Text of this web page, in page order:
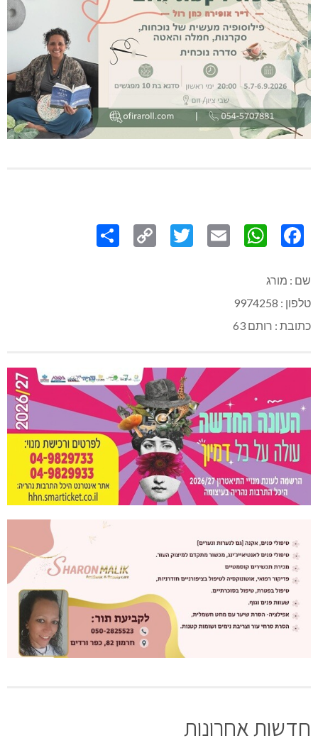
Link
שם : מורג
טלפון : 9974258
כתובת : רותם 63
חדשות אחרונות